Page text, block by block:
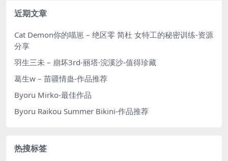
近期文章
Cat Demon你的喵崽 – 绝区零 简杜 女特工的秘密训练-资源
分享
羽生三未 – 崩坏3rd-丽塔·浣溪沙-值得珍藏
葛生w – 苗疆情蛊-作品推荐
Byoru Mirko-最佳作品
Byoru Raikou Summer Bikini-作品推荐
热搜标签